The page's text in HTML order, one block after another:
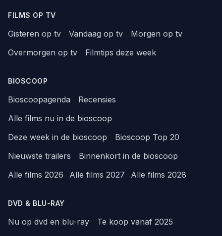
FILMS OP TV
Gisteren op tv Vandaag op tv
Morgen op tv
Overmorgen op tv
Filmtips deze week
BIOSCOOP
Bioscoopagenda
Recensies
Alle films nu in de bioscoop
Deze week in de bioscoop
Bioscoop Top 20
Nieuwste trailers
Binnenkort in de bioscoop
Alle films 2026
Alle films 2027 Alle films 2028
DVD & BLU-RAY
Nu op dvd en blu-ray
Te koop vanaf 2025